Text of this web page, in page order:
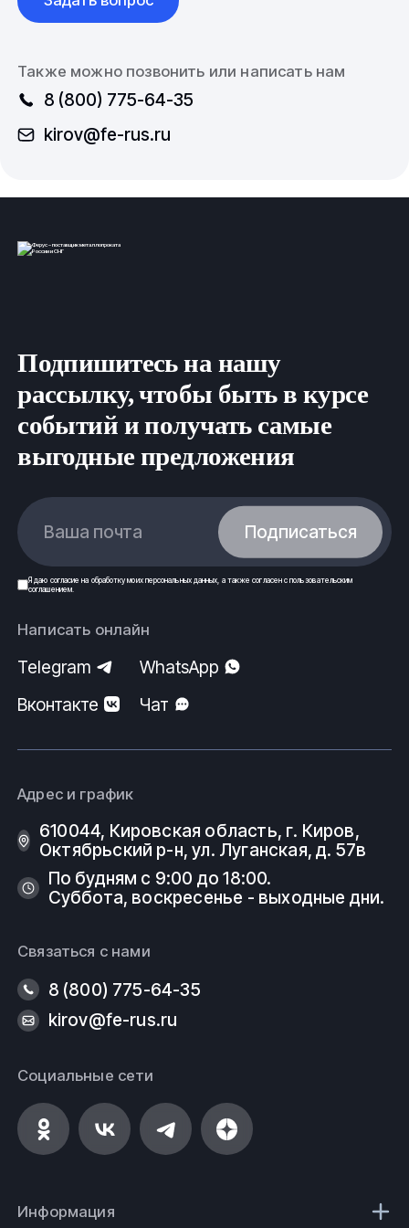
Также можно позвонить или написать нам
8 (800) 775-64-35
kirov@fe-rus.ru
Подпишитесь на нашу
рассылку, чтобы быть в курсе
событий и получать самые
выгодные предложения
Ваша почта Подписаться
Я даю согласие на обработку моих персональных данных , а также согласен спользовательским
соглашением.
Написать онлайн
Telegram
WhatsApp
Вконтакте
Чат
Адрес и график
610044, Кировская область, г. Киров, ​
Октябрьский р-н, ​ул. Луганская, д. 57в
По будням с 9:00 до 18:00.
Суббота, воскресенье - выходные дни.
Связаться с нами
8 (800) 775-64-35
kirov@fe-rus.ru
Социальные сети
Информация